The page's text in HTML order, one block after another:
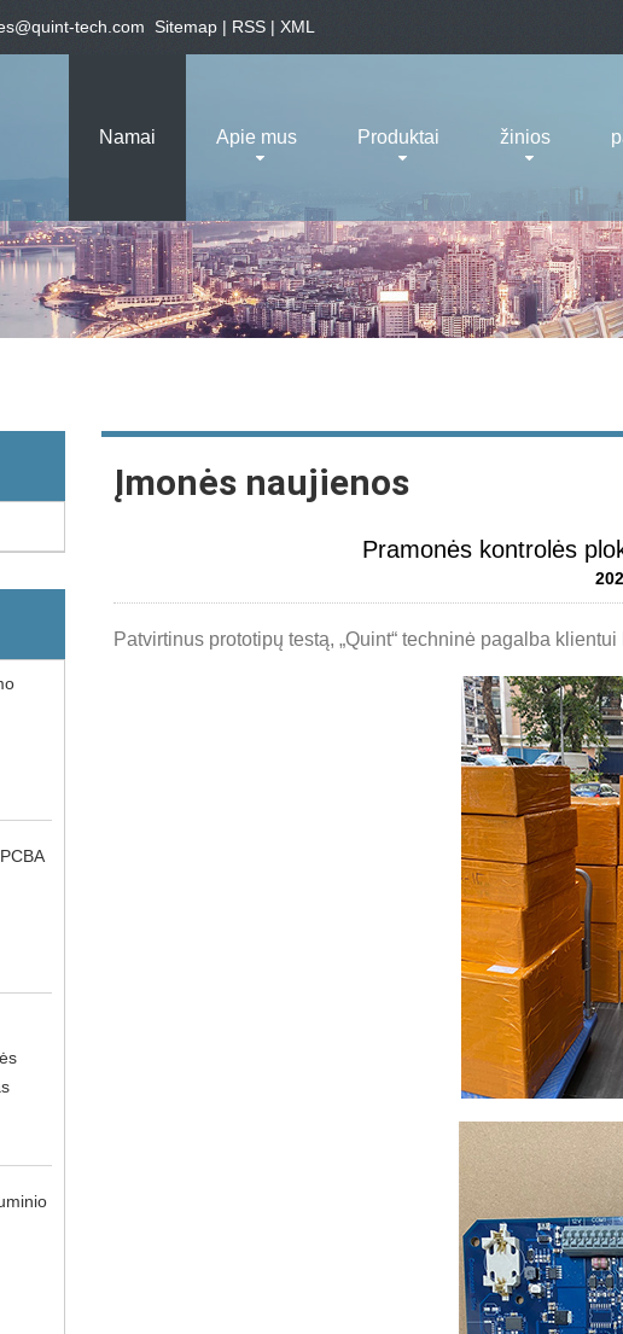
tech.com Sitemap | RSS | XML
Namai Apie mus Produktai žinios
Įmonės naujienos
Pramonės kontrolės
Patvirtinus prototipų testą, „Quint“ techninė pagalba